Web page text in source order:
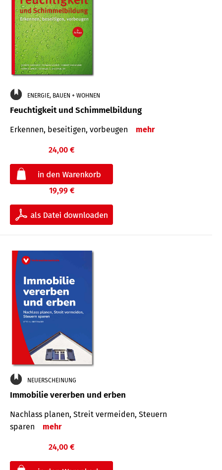
ENERGIE, BAUEN + WOHNEN
Feuchtigkeit und Schimmelbildung
Erkennen, beseitigen, vorbeugen mehr
24,00 €
19,99 €
NEUERSCHEINUNG
Immobilie vererben und erben
Nachlass planen, Streit vermeiden, Steuern
sparen
mehr
24,00 €